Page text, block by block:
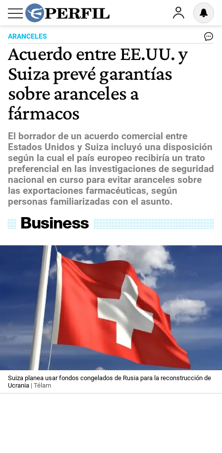
ARANCELES
Acuerdo entre EE.UU. y
Suiza prevé garantías
sobre aranceles a
fármacos
El borrador de un acuerdo comercial entre
Estados Unidos y Suiza incluyó una disposición
según la cual el país europeo recibiría un trato
preferencial en las investigaciones de seguridad
nacional en curso para evitar aranceles sobre
las exportaciones farmacéuticas, según
personas familiarizadas con el asunto.
Suiza planea usar fondos congelados de Rusia para la reconstrucción de
Ucrania | Télam